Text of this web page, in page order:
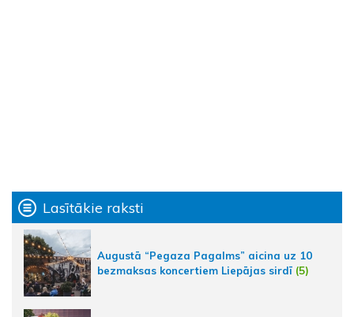
Lasītākie raksti
Augustā “Pegaza Pagalms” aicina uz 10
bezmaksas koncertiem Liepājas sirdī (5)